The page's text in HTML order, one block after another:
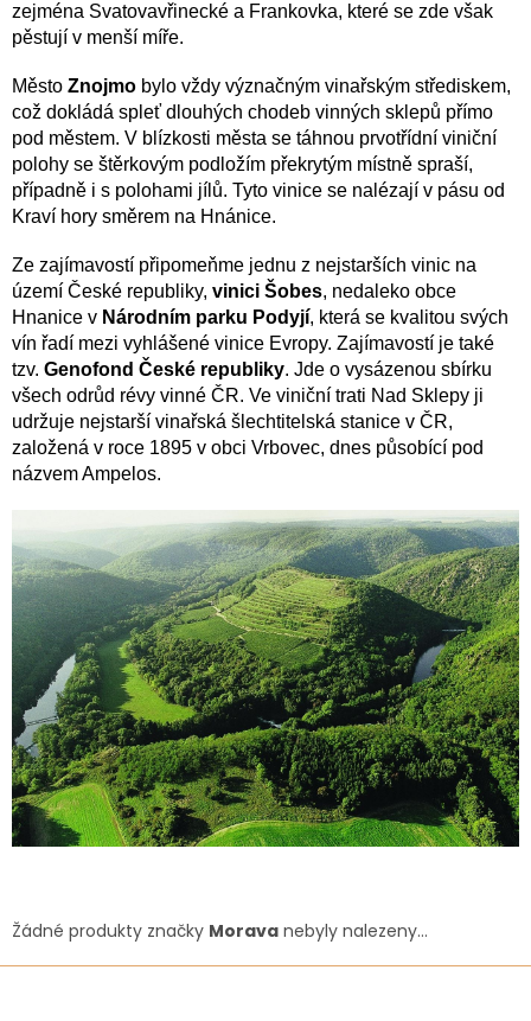
zejména Svatovavřinecké a Frankovka, které se zde však
pěstují v menší míře.
Město Znojmo bylo vždy význačným vinařským střediskem,
což dokládá spleť dlouhých chodeb vinných sklepů přímo
pod městem. V blízkosti města se táhnou prvotřídní viniční
polohy se štěrkovým podložím překrytým místně spraší,
případně i s polohami jílů. Tyto vinice se nalézají v pásu od
Kraví hory směrem na Hnánice.
Ze zajímavostí připomeňme jednu z nejstarších vinic na
území České republiky, vinici Šobes, nedaleko obce
Hnanice v Národním parku Podyjí, která se kvalitou svých
vín řadí mezi vyhlášené vinice Evropy. Zajímavostí je také
tzv. Genofond České republiky. Jde o vysázenou sbírku
všech odrůd révy vinné ČR. Ve viniční trati Nad Sklepy ji
udržuje nejstarší vinařská šlechtitelská stanice v ČR,
založená v roce 1895 v obci Vrbovec, dnes působící pod
názvem Ampelos.
Žádné produkty značky Morava nebyly nalezeny...